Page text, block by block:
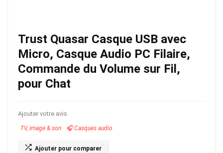
Trust Quasar Casque USB avec
Micro, Casque Audio PC Filaire,
Commande du Volume sur Fil,
pour Chat
Ajouter votre avis
TV, image & son 🎧 Casques audio
Ajouter pour comparer